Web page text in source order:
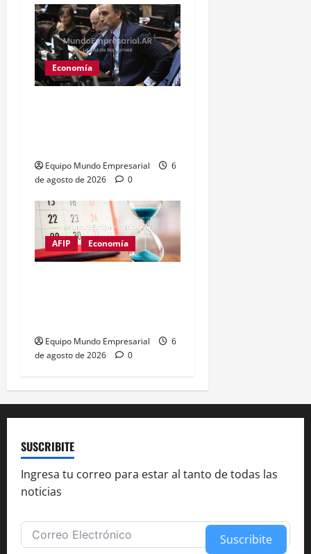
Economía
Equipo Mundo Empresarial
6
de agosto de 2026
0
AFIP Economía
Equipo Mundo Empresarial
6
de agosto de 2026
0
SUSCRIBITE
Ingresa tu correo para estar al tanto de todas las
noticias
Suscribite